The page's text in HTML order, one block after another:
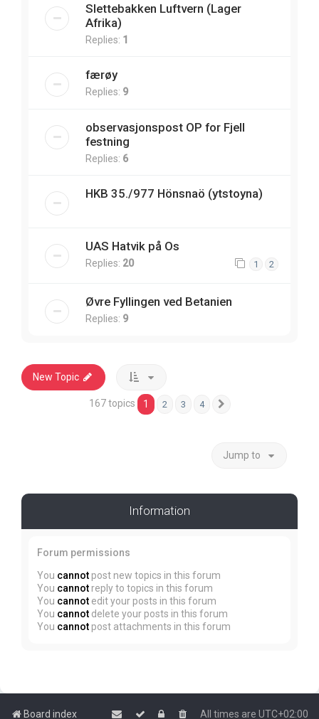
Slettebakken Luftvern (Lager
Afrika)
Replies: 1
færøy
Replies: 9
observasjonspost OP for Fjell
festning
Replies: 6
HKB 35./977 Hönsnaö (ytstoyna)
UAS Hatvik på Os
Replies: 20 1 2
Øvre Fyllingen ved Betanien
Replies: 9
New Topic
167 topics 1 2 3 4
Jump to
Information
Forum permissions
You cannot post new topics in this forum
You cannot reply to topics in this forum
You cannot edit your posts in this forum
You cannot delete your posts in this forum
You cannot post attachments in this forum
Board index All times are UTC+02:00